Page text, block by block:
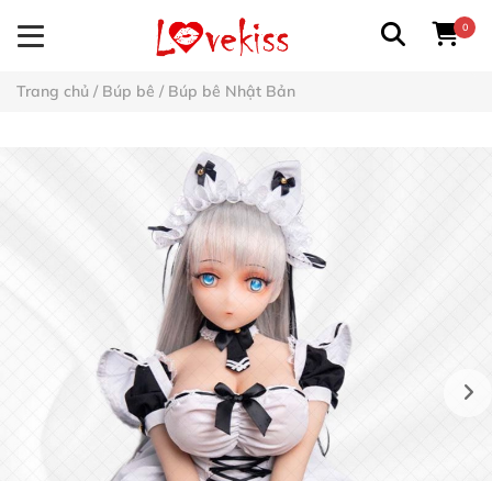
0
Trang chủ / Búp bê / Búp bê Nhật Bản